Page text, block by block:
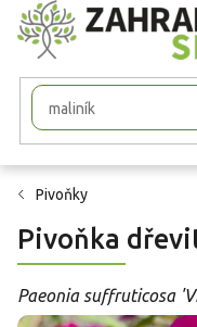
Přejít
na
obsah
Pivoňky
Pivoňka
Paeonia suffruticosa